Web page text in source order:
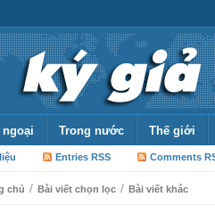
ngoại Trong nước Thế giới
Entries RSS Comments
chủ / Bài viết chọn lọc / Bài viết khác